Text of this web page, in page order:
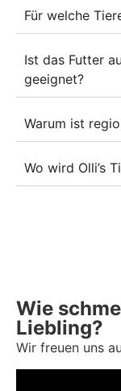
Für welche
Ist das Futter
geeignet?
Warum ist
Wo wird Olli’s
Wie
Liebling?
Wir freuen uns